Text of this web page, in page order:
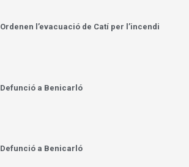
Ordenen l’evacuació de Catí per l’incendi
Defunció a Benicarló
Defunció a Benicarló